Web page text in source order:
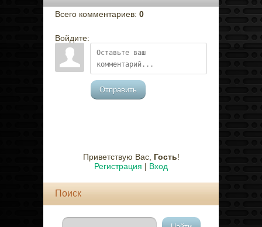
Всего комментариев: 0
Войдите:
Отправить
Приветствую Вас, Гость!
Регистрация | Вход
Поиск